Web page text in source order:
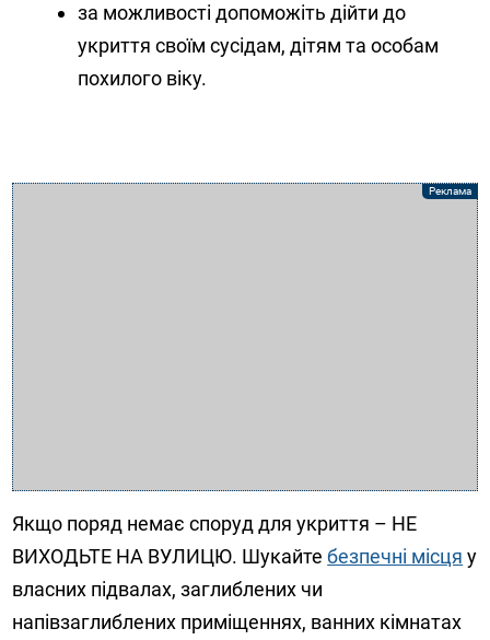
за можливості допоможіть дійти до
укриття своїм сусідам, дітям та особам
похилого віку.
Якщо поряд немає споруд для укриття – НЕ
ВИХОДЬТЕ НА ВУЛИЦЮ. Шукайтебезпечні місця у
власних підвалах, заглиблених чи
напівзаглиблених приміщеннях, ванних кімнатах